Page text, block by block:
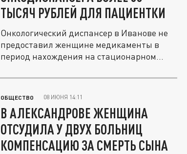
ТЫСЯЧ РУБЛЕЙ ДЛЯ ПАЦИЕНТКИ
Онкологический диспансер в Иванове не
предоставил женщине медикаменты в
период нахождения на стационарном...
ОБЩЕСТВО 08 ИЮНЯ 14:11
В АЛЕКСАНДРОВЕ ЖЕНЩИНА
ОТСУДИЛА У ДВУХ БОЛЬНИЦ
КОМПЕНСАЦИЮ ЗА СМЕРТЬ СЫНА